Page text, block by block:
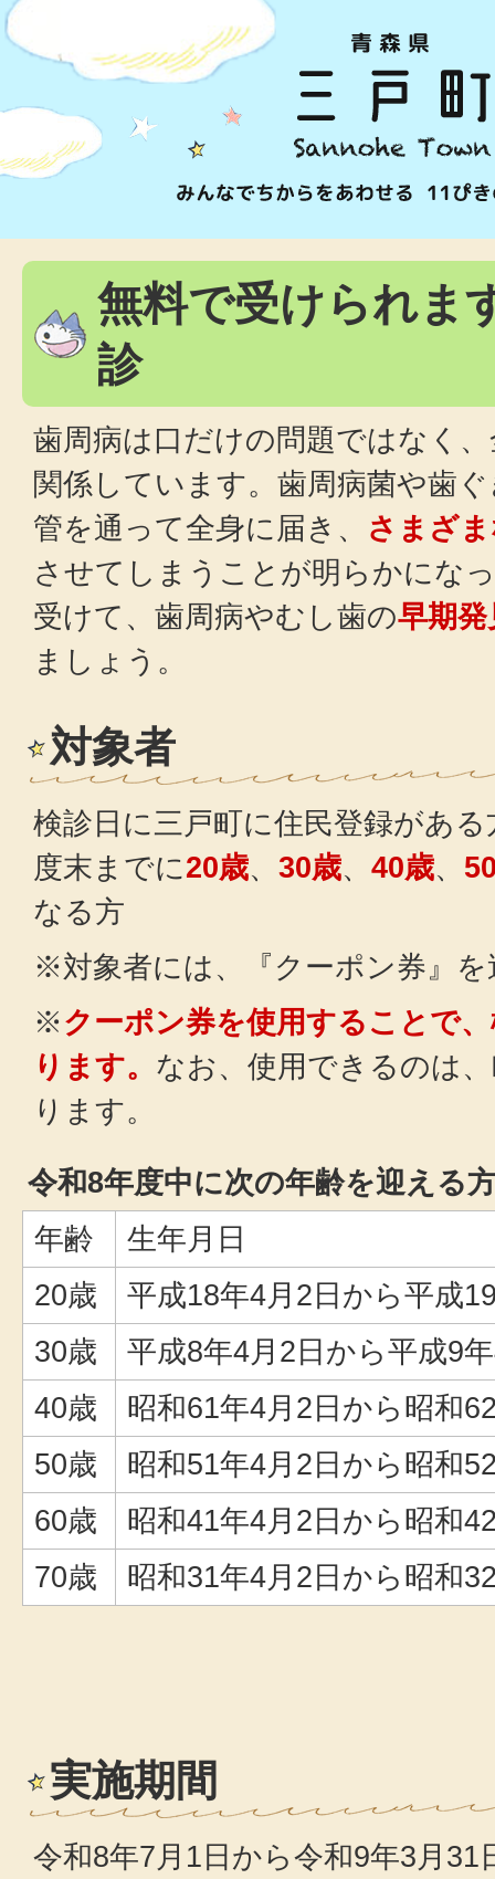
無料で受けられま
診
歯周病は口だけの問題ではなく
関係しています。歯周病菌や歯
管を通って全身に届き、 さまざ
させてしまうことが明らかにな
受けて、歯周病やむし歯の早期
ましょう。
対象者
検診日に三戸町に住民登録があ
度末までに20歳、 30歳、 40歳、
なる方
※対象者には、『クーポン券』
※クーポン券を使用することで
ります。 なお、使用できるのは
ります。
令和8年度中に次の年齢を迎える
年齢
生年月日
20歳
平成18年4月2日から平成
30歳
平成8年4月2日から平成9
40歳
昭和61年4月2日から昭和
50歳
昭和51年4月2日から昭和
60歳
昭和41年4月2日から昭和
70歳
昭和31年4月2日から昭和
実施期間
令和8年7月1日から令和9年3月31